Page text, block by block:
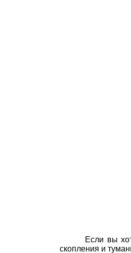
Если вы
скопления и